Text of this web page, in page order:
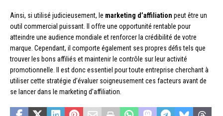
Ainsi, si utilisé judicieusement, le marketing d’affiliation peut être un
outil commercial puissant. Il offre une opportunité rentable pour
atteindre une audience mondiale et renforcer la crédibilité de votre
marque. Cependant, il comporte également ses propres défis tels que
trouver les bons affiliés et maintenir le contrôle sur leur activité
promotionnelle. Il est donc essentiel pour toute entreprise cherchant à
utiliser cette stratégie d’évaluer soigneusement ces facteurs avant de
se lancer dans le marketing d’affiliation.